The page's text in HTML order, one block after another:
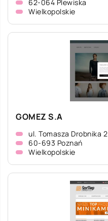
62-064 Plewiska
Wielkopolskie
GOMEZ S.A
ul. Tomasza Drobnika 2
60-693 Poznań
Wielkopolskie